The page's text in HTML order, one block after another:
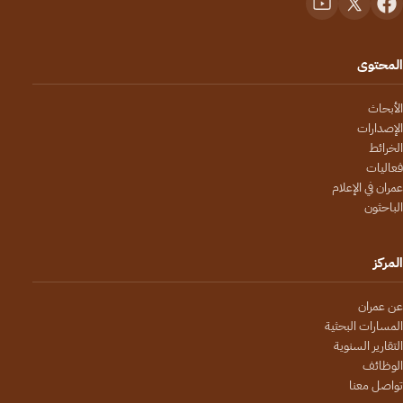
المحتوى
الأبحاث
الإصدارات
الخرائط
فعاليات
عمران في الإعلام
الباحثون
المركز
عن عمران
المسارات البحثية
التقارير السنوية
الوظائف
تواصل معنا